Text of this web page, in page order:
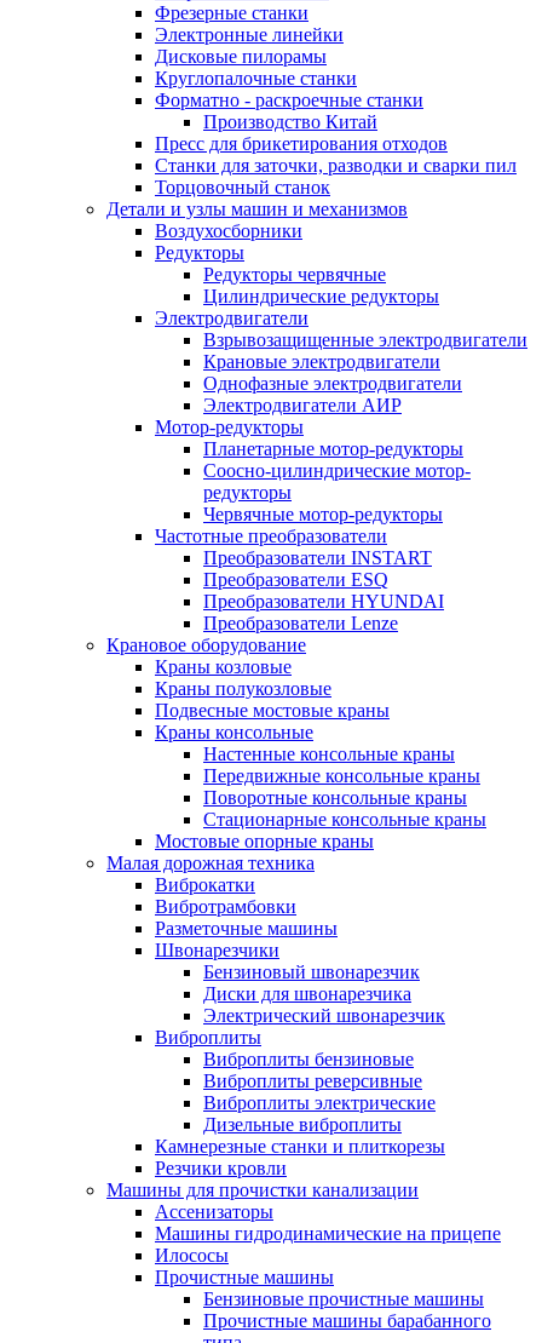
Фрезерные станки
Электронные линейки
Дисковые пилорамы
Круглопалочные станки
Форматно - раскроечные станки
Производство Китай
Пресс для брикетирования отходов
Станки для заточки, разводки и сварки пил
Торцовочный станок
Детали и узлы машин и механизмов
Воздухосборники
Редукторы
Редукторы червячные
Цилиндрические редукторы
Электродвигатели
Взрывозащищенные электродвигатели
Крановые электродвигатели
Однофазные электродвигатели
Электродвигатели АИР
Мотор-редукторы
Планетарные мотор-редукторы
Соосно-цилиндрические мотор-
редукторы
Червячные мотор-редукторы
Частотные преобразователи
Преобразователи INSTART
Преобразователи ESQ
Преобразователи HYUNDAI
Преобразователи Lenze
Крановое оборудование
Краны козловые
Краны полукозловые
Подвесные мостовые краны
Краны консольные
Настенные консольные краны
Передвижные консольные краны
Поворотные консольные краны
Стационарные консольные краны
Мостовые опорные краны
Малая дорожная техника
Виброкатки
Вибротрамбовки
Разметочные машины
Швонарезчики
Бензиновый швонарезчик
Диски для швонарезчика
Электрический швонарезчик
Виброплиты
Виброплиты бензиновые
Виброплиты реверсивные
Виброплиты электрические
Дизельные виброплиты
Камнерезные станки и плиткорезы
Резчики кровли
Машины для прочистки канализации
Ассенизаторы
Машины гидродинамические на прицепе
Илососы
Прочистные машины
Бензиновые прочистные машины
Прочистные машины барабанного